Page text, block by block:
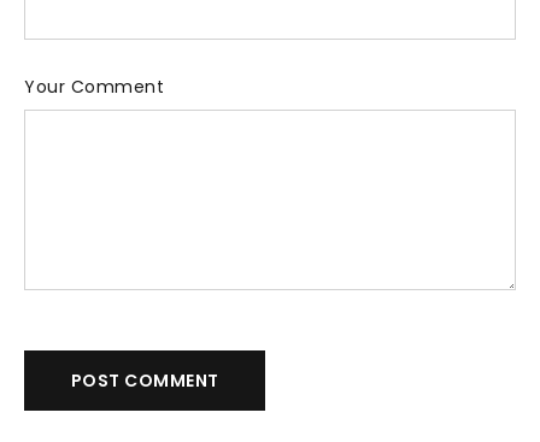
Your Comment
POST COMMENT